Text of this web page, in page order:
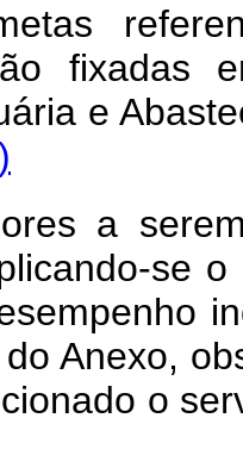
e
a serem
se
Anexo,
o